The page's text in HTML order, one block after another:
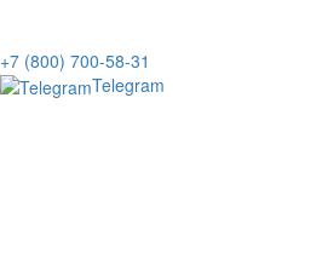
+7 (800) 700-58-31
Telegram